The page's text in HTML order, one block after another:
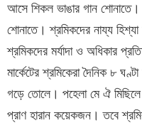
আসে শিকল ভাঙার গান
শোনাতে। শ্রমিকদের নায্য
শ্রমিকদের মর্যাদা ও অধিকার
মার্কেটের শ্রমিকেরা দৈনিক ৮
গড়ে তোলে। পহেলা মে ঐ
প্রাণ হারান কয়েকজন। তবে